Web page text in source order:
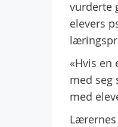
vurderte
elevers
«Hvis en
med seg
med